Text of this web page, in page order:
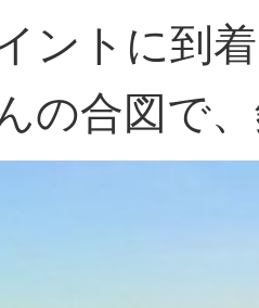
ントに到
の合図で